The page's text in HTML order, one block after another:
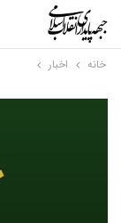
خانه اخبار